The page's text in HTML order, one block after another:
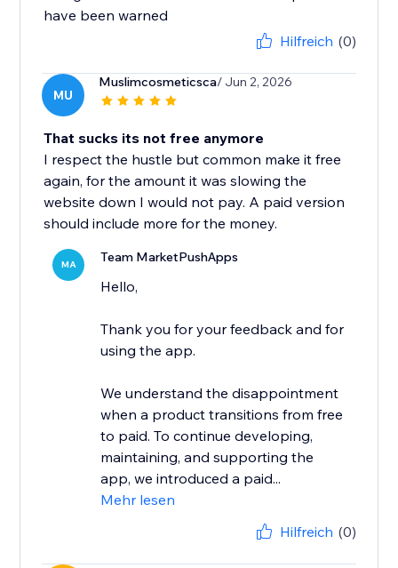
have been warned
Hilfreich (0)
MU
Muslimcosmeticsca/ Jun 2, 2026
That sucks its not free anymore
I respect the hustle but common make it free
again, for the amount it was slowing the
website down I would not pay. A paid version
should include more for the money.
MA Team MarketPushApps
Hello,
Thank you for your feedback and for
using the app.
We understand the disappointment
when a product transitions from free
to paid. To continue developing,
maintaining, and supporting the
app, we introduced a paid...
Mehr lesen
Hilfreich (0)